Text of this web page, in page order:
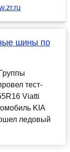
шины по
тест-
Viatti
KIA
ледовый